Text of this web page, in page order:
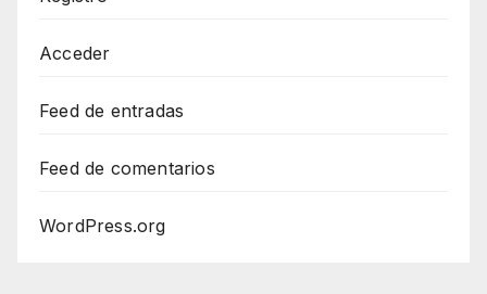
Acceder
Feed de entradas
Feed de comentarios
WordPress.org